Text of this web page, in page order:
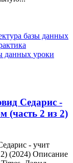
базы данных
данных уроки
Седарис -
(часть 2 из 2)
- учит
(2024) Описание